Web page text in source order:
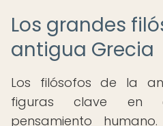
Los grandes
antigua Grecia
Los filósofos de la
figuras clave en
pensamiento